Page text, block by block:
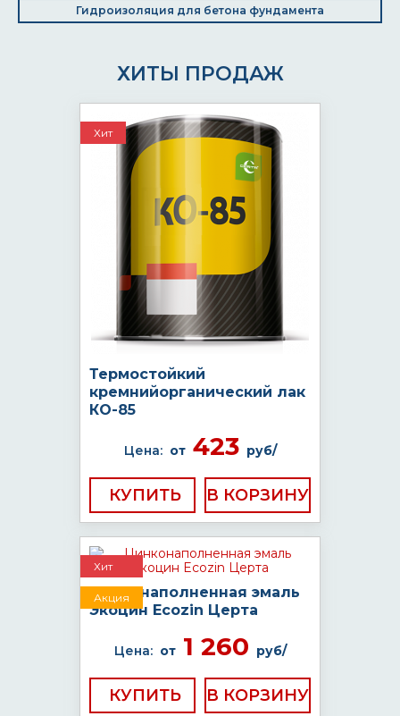
Гидроизоляция для бетона фундамента
ХИТЫ ПРОДАЖ
Хит
Термостойкий
кремнийорганический лак
КО-85
Цена: от423 руб/
КУПИТЬ
Хит
Акция
Цинконаполненная эмаль
Экоцин Ecozin Церта
Цена: от1 260 руб/
КУПИТЬ